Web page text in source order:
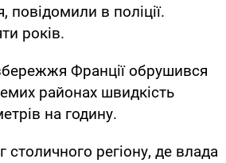
повідомили в поліції.
років.
Франції обрушився
районах швидкість
на годину.
регіону, де влада